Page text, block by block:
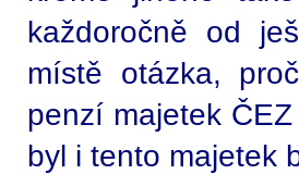
každoročně od
místě otázka,
penzí majetek
byl i tento majetek